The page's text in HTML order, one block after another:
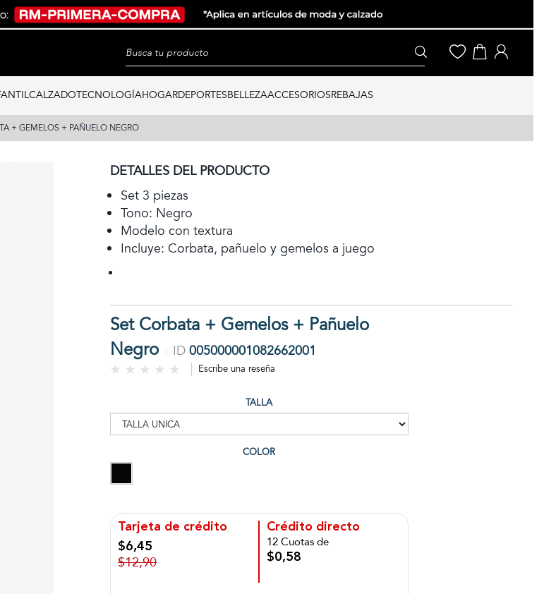
CALZADOTECNOLOGÍAHOGARDEPORTESBELLEZAACCESORIOSREBAJAS
+ GEMELOS + PAÑUELO NEGRO
DETALLES DEL PRODUCTO
Set 3 piezas
Tono: Negro
Modelo con textura
Incluye: Corbata, pañuelo y gemelos a juego
Set Corbata + Gemelos + Pañuelo
Negro
ID 005000001082662001
Escribe una reseña
TALLA
COLOR
Tarjeta de crédito
$6,45
$12,90
Crédito directo
12 Cuotas de
$0,58